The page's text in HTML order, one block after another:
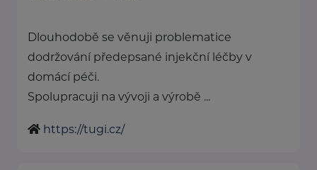
Dlouhodobě se věnuji problematice
dodržování předepsané injekční léčby v
domácí péči.
Spolupracuji na vývoji a výrobě ...
https://tugi.cz/